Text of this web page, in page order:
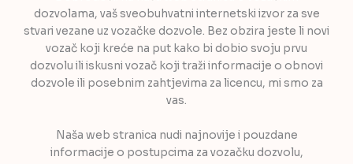
dozvolama, vaš sveobuhvatni internetski izvor za sve
stvari vezane uz vozačke dozvole. Bez obzira jeste li novi
vozač koji kreće na put kako bi dobio svoju prvu
dozvolu ili iskusni vozač koji traži informacije o obnovi
dozvole ili posebnim zahtjevima za licencu, mi smo za
vas.
Naša web stranica nudi najnovije i pouzdane
informacije o postupcima za vozačku dozvolu,